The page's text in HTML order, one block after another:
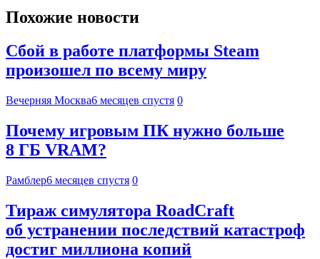
Похожие новости
Сбой в работе платформы Steam
произошел по всему миру
Вечерняя Москва6 месяцев спустя 0
Почему игровым ПК нужно больше
8 ГБ VRAM?
Рамблер6 месяцев спустя 0
Тираж симулятора RoadCraft
об устранении последствий катастроф
достиг миллиона копий